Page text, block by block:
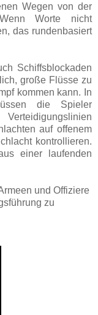
Wegen von der
Worte nicht
das rundenbasiert
Schiffsblockaden
große Flüsse zu
kommen kann. In
die Spieler
auf offenem
kontrollieren.
einer laufenden
und Offiziere
zu